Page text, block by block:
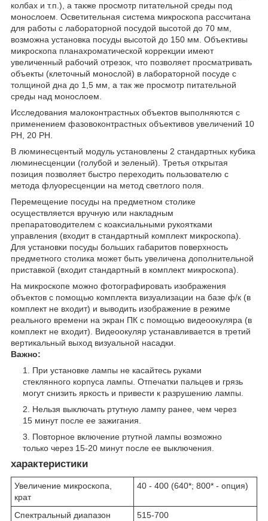
колбах и т.п.), а также просмотр питательной среды под
монослоем. Осветительная система микроскопа рассчитана
для работы с лабораторной посудой высотой до 70 мм,
возможна установка посуды высотой до 150 мм. Объективы
микроскопа планахроматической коррекции имеют
увеличенный рабочий отрезок, что позволяет просматривать
объекты (клеточный монослой) в лабораторной посуде с
толщиной дна до 1,5 мм, а так же просмотр питательной
среды над монослоем.
Исследования малоконтрастных объектов выполняются с
применением фазовоконтрастных объективов увеличений 10
РН, 20 РН.
В люминесцентый модуль установлены 2 стандартных кубика
люминесценции (голубой и зеленый). Третья открытая
позиция позволяет быстро переходить пользователю с
метода флуоресценции на метод светлого поля.
Перемещение посуды на предметном столике
осуществляется вручную или накладным
препаратоводителем с коаксиальными рукоятками
управления (входит в стандартный комплект микроскопа).
Для установки посуды больших габаритов поверхность
предметного столика может быть увеличена дополнительной
приставкой (входит стандартный в комплект микроскопа).
На микроскопе можно фотографировать изображения
объектов с помощью комплекта визуализации на базе ф/к (в
комплект не входит) и выводить изображение в режиме
реального времени на экран ПК с помощью видеоокуляра (в
комплект не входит). Видеоокуляр устанавливается в третий
вертикальный выход визуальной насадки.
Важно:
При установке лампы не касайтесь руками
стеклянного корпуса лампы. Отпечатки пальцев и грязь
могут снизить яркость и привести к разрушению лампы.
Нельзя выключать ртутную лампу ранее, чем через
15 минут после ее зажигания.
Повторное включение ртутной лампы возможно
только через 15-20 минут после ее выключения.
характеристики
Увеличение микроскопа,
крат
40 - 400 (640*; 800* - опция)
Спектральный диапазон
515-700